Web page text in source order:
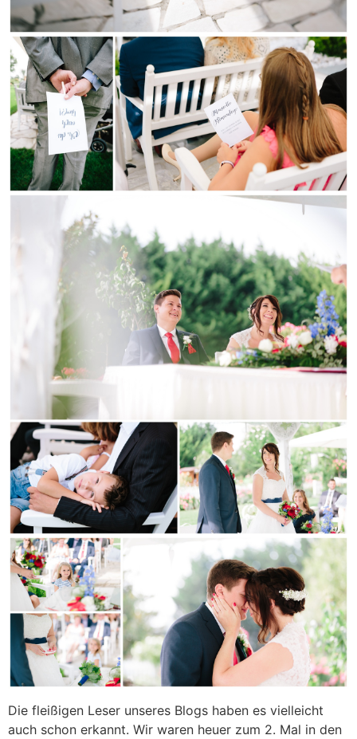
Die fleißigen Leser unseres Blogs haben es vielleicht
auch schon erkannt. Wir waren heuer zum 2. Mal in den